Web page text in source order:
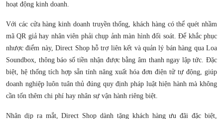
hoạt động kinh doanh.
Với các cửa hàng kinh doanh truyền thống, khách hàng có thể quét nhầm
mã QR giả hay nhân viên phải chụp ảnh màn hình đối soát. Để khắc phục
nhược điểm này, Direct Shop hỗ trợ liên kết và quản lý bán hàng qua Loa
Soundbox, thông báo số tiền nhận được bằng âm thanh ngay lập tức. Đặc
biệt, hệ thống tích hợp sẵn tính năng xuất hóa đơn điện tử tự động, giúp
doanh nghiệp luôn tuân thủ đúng quy định pháp luật hiện hành mà không
cần tốn thêm chi phí hay nhân sự vận hành riêng biệt.
Nhân dịp ra mắt, Direct Shop dành tặng khách hàng ưu đãi đặc biệt,